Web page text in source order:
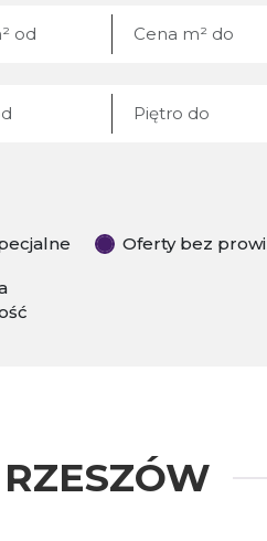
Oferty bez